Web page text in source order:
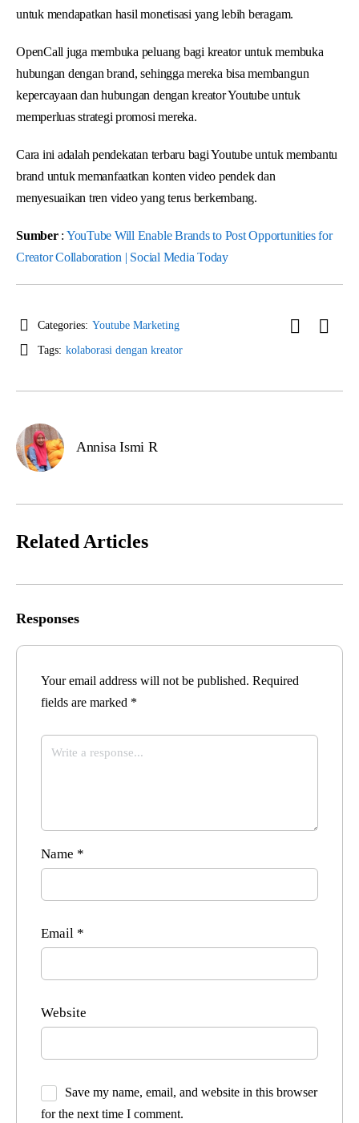
untuk mendapatkan hasil monetisasi yang lebih beragam.
OpenCall juga membuka peluang bagi kreator untuk membuka
hubungan dengan brand, sehingga mereka bisa membangun
kepercayaan dan hubungan dengan kreator Youtube untuk
memperluas strategi promosi mereka.
Cara ini adalah pendekatan terbaru bagi Youtube untuk membantu
brand untuk memanfaatkan konten video pendek dan
menyesuaikan tren video yang terus berkembang.
Sumber: YouTube Will Enable Brands to Post Opportunities for
Creator Collaboration | Social Media Today
Categories: Youtube Marketing
Tags: kolaborasi dengan kreator
Annisa Ismi R
Related Articles
Responses
Your email address will not be published. Required
fields are marked *
Name *
Email *
Website
Save my name, email, and website in this browser
for the next time I comment.